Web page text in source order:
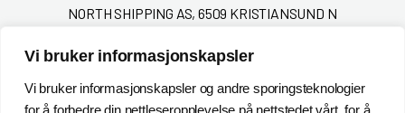
Vi bruker informasjonskapsler
Vi bruker informasjonskapsler og andre sporingsteknologier
for å forbedre din nettleseropplevelse på nettstedet vårt, for å
NORTH SHIPPING AS, 6509 KRISTIANSUND N
TELEFON:
+ 47 715 40 000